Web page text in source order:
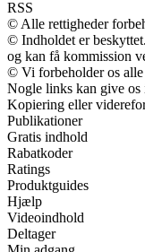
RSS
© Alle rettigheder
© Indholdet er
og kan få kommission
© Vi forbeholder os alle
Nogle links kan give os
Kopiering eller
Publikationer
Gratis indhold
Rabatkoder
Ratings
Produktguides
Hjælp
Videoindhold
Deltager